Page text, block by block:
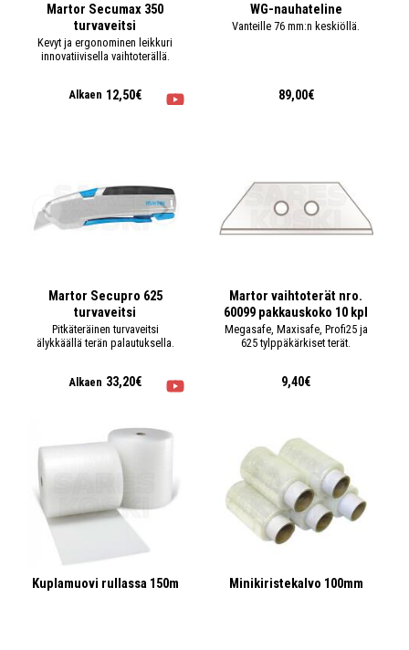
Martor Secumax 350
turvaveitsi
Kevyt ja ergonominen leikkuri
innovatiivisella vaihtoterällä.
Alkaen 12,50€
WG-nauhateline
Vanteille 76 mm:n keskiöllä.
89,00€
Martor Secupro 625
turvaveitsi
Pitkäteräinen turvaveitsi
älykkäällä terän palautuksella.
Alkaen 33,20€
Martor vaihtoterät nro.
60099 pakkauskoko 10 kpl
Megasafe, Maxisafe, Profi25 ja
625 tylppäkärkiset terät.
9,40€
Kuplamuovi rullassa 150m Minikiristekalvo 100mm